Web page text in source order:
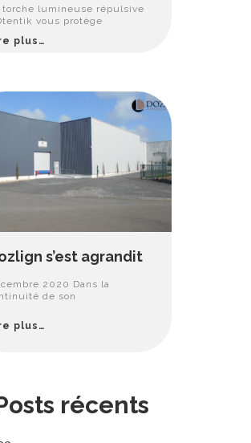
torche lumineuse répulsive
vous protège
plus…
s’est agrandit
2020 Dans la
de son
plus…
récents